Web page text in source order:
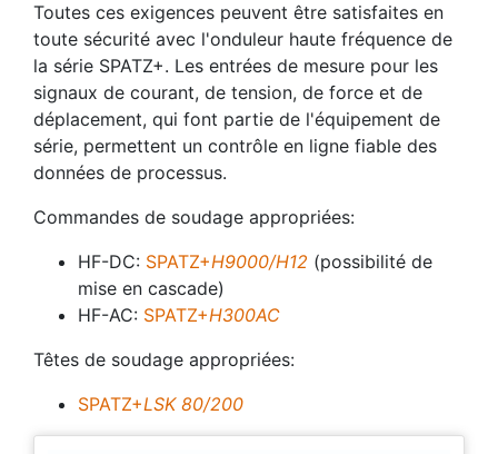
Toutes ces exigences peuvent être satisfaites en
toute sécurité avec l'onduleur haute fréquence de
la série SPATZ+. Les entrées de mesure pour les
signaux de courant, de tension, de force et de
déplacement, qui font partie de l'équipement de
série, permettent un contrôle en ligne fiable des
données de processus.
Commandes de soudage appropriées:
HF-DC: SPATZ+H9000/H12 (possibilité de
mise en cascade)
HF-AC: SPATZ+H300AC
Têtes de soudage appropriées:
SPATZ+LSK 80/200